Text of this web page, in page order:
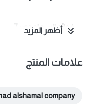
فوائد السماد دون7:
* يؤثر بسرعة على نوعية
* يزيد من سرعة تحلل
* يعدل حموضة التربة
أظهر المزيد
علامات المنتج
alshamal company